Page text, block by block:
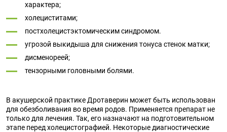
характера;
холециститами;
постхолецистэктомическим синдромом.
угрозой выкидыша для снижения тонуса стенок матки;
дисменореей;
тензорными головными болями.
В акушерской практике Дротаверин может быть использован
для обезболивания во время родов. Применяется препарат не
только для лечения. Так, его назначают на подготовительном
этапе перед холецистографией. Некоторые диагностические